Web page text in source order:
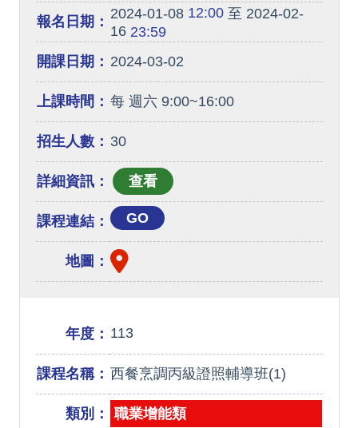
報名日期： 2024-01-0812:00至 2024-02-
1623:59
開課日期： 2024-03-02
上課時間： 每 週六 9:00~16:00
招生人數： 30
詳細資訊：
課程連結： GO
地圖：
年度： 113
課程名稱： 西餐烹調丙級證照輔導班(1)
類別： 職業增能類